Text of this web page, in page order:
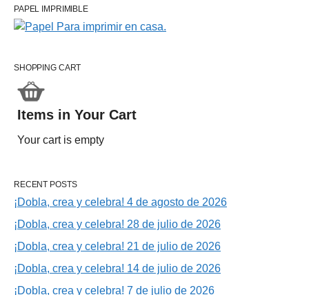
PAPEL IMPRIMIBLE
SHOPPING CART
Items in Your Cart
Your cart is empty
RECENT POSTS
¡Dobla, crea y celebra! 4 de agosto de 2026
¡Dobla, crea y celebra! 28 de julio de 2026
¡Dobla, crea y celebra! 21 de julio de 2026
¡Dobla, crea y celebra! 14 de julio de 2026
¡Dobla, crea y celebra! 7 de julio de 2026